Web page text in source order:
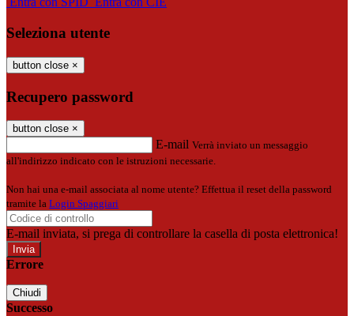
Seleziona utente
button close ×
Recupero password
button close ×
E-mail Verrà inviato un messaggio
all'indirizzo indicato con le istruzioni necessarie.
Non hai una e-mail associata al nome utente? Effettua il reset della password
tramite la Login Spaggiari
E-mail inviata, si prega di controllare la casella di posta elettronica!
Errore
Chiudi
Successo